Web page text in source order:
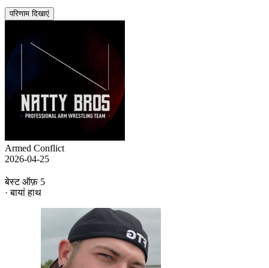
परिणाम दिखाएं
Armed Conflict
2026-04-25
बेस्ट ऑफ़ 5
· बायां हाथ